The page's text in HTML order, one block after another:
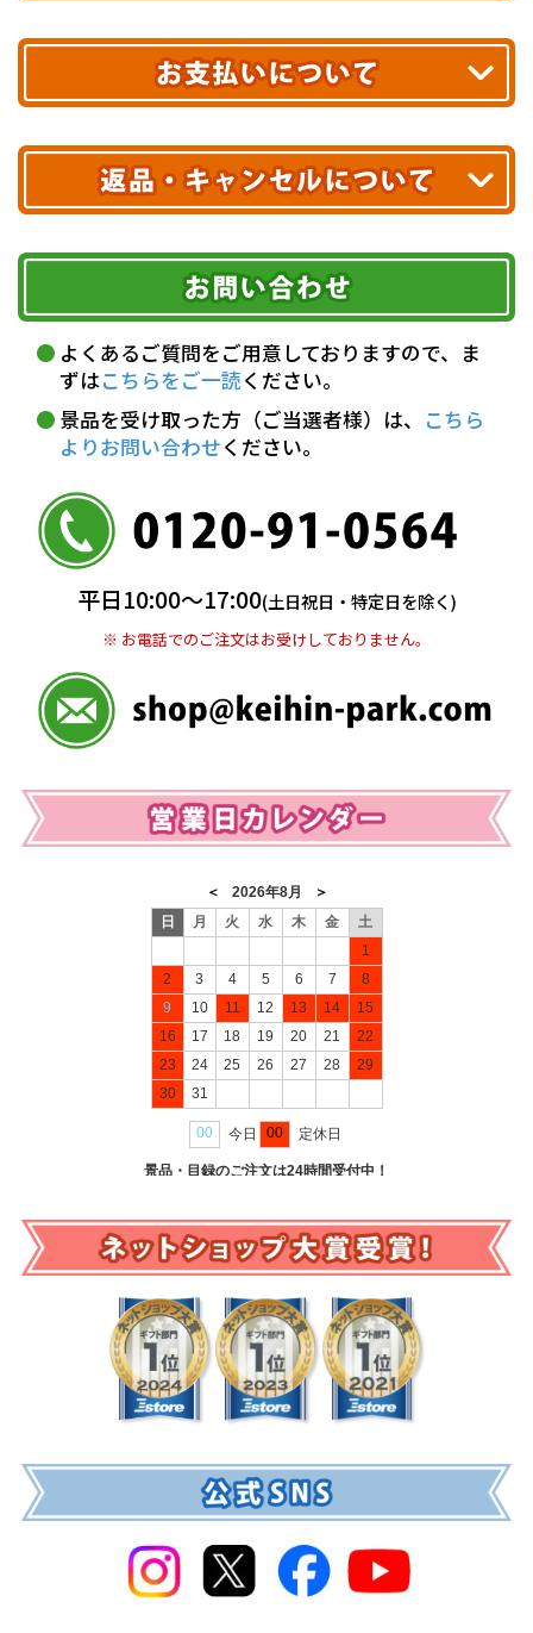
あす着エリアが対象です。
エリアやお届け日の確認はこちら▶
※ 配送業者による配送遅延が生じる可能性がございます。
※ 沖縄・離島はお届けできません。
送料無料!
10,000円未満 全国一律1,100円(税込)
配送業者
ヤマト運輸
お届け可能時間帯
午前中 14～16時
16～18時
18～20時
19～21時 指定なし
クレジットカード
代金引換(現金のみ)
5,000円未満…330円(税込)
銀行振込(前払い)
普通 7263489
＜口座名＞ カ）ディースタイル
※ 振込み手数料お客様ご負担。
期限を含むルール（条件）や、お客様にご負担い
ただく費用がございます。
詳しくはこちら▶
よくあるご質問をご用意しておりますので、ま
ずはこちらをご一読ください。
景品を受け取った方（ご当選者様）は、 こちら
よりお問い合わせください。
平日10:00〜17:00(土日祝日・特定日を除く)
※ お電話でのご注文はお受けしておりません。